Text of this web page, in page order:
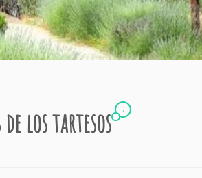
de los tartesos 2